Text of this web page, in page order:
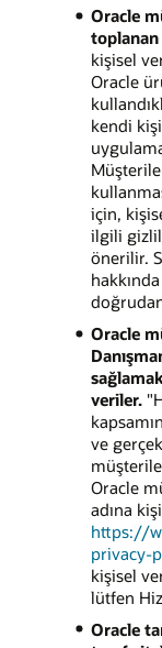
Oracle
kişisel
Oracle
kendi
için,
ilgili
önerilir.
Oracle
veriler.
ve
Oracle
adına
https://
privacy-
kişisel
lütfen
Oracle